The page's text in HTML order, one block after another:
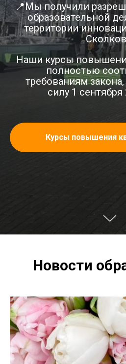
📍Мы получили
образовательной
территории
Наши курсы
полностью
требованиям
силу 1 сентября
Курсы повышения
Новости